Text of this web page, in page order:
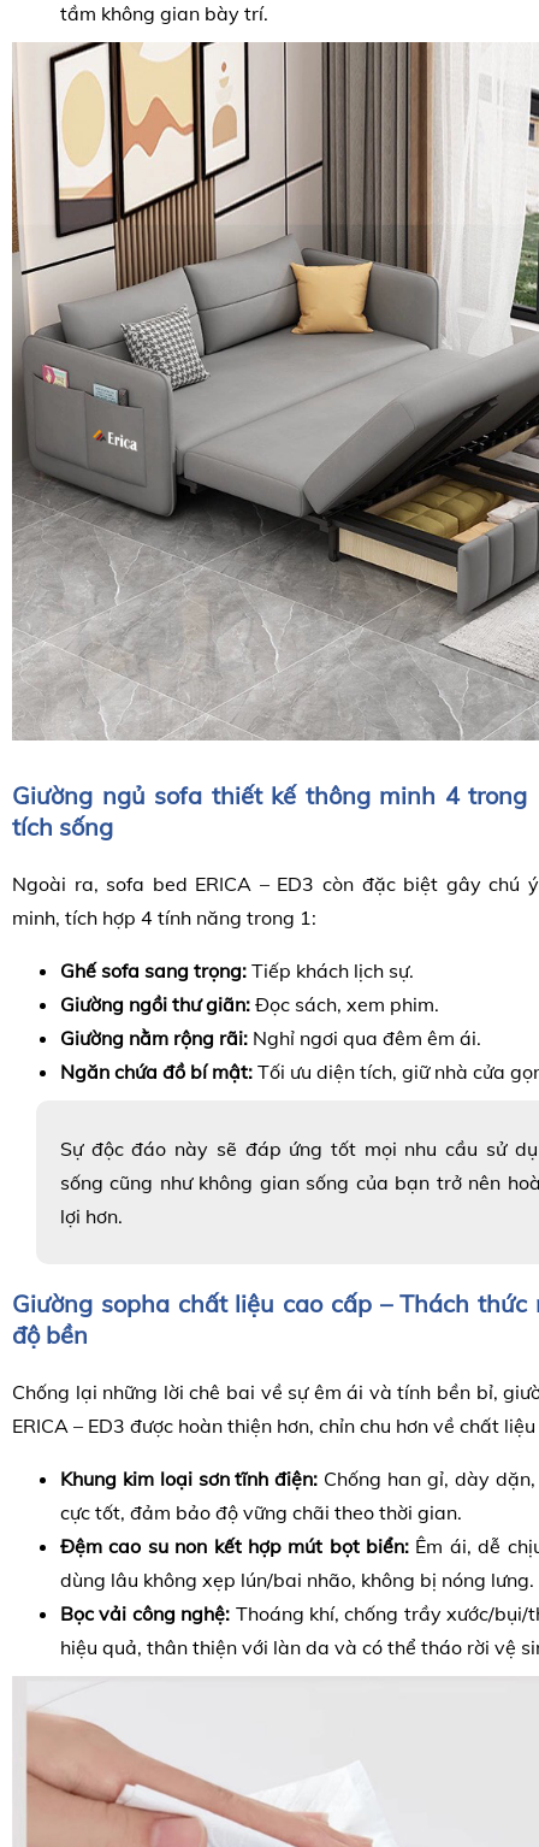
tầm không gian bày trí.
Giường ngủ sofa thiết kế thông minh 4
tích sống
Ngoài ra, sofa bed ERICA – ED3 còn đặc biệt gây chú
minh, tích hợp 4 tính năng trong 1:
Ghế sofa sang trọng: Tiếp khách lịch sự.
Giường ngồi thư giãn: Đọc sách, xem phim.
Giường nằm rộng rãi: Nghỉ ngơi qua đêm êm ái.
Ngăn chứa đồ bí mật: Tối ưu diện tích, giữ nhà cửa
Sự độc đáo này sẽ đáp ứng tốt mọi nhu cầu sử
sống cũng như không gian sống của bạn trở nên
lợi hơn.
Giường sopha chất liệu cao cấp – Thách thức
độ bền
Chống lại những lời chê bai về sự êm ái và tính bền bỉ,
ERICA – ED3 được hoàn thiện hơn, chỉn chu hơn về chất
Khung kim loại sơn tĩnh điện: Chống han gỉ, dày
cực tốt, đảm bảo độ vững chãi theo thời gian.
Đệm cao su non kết hợp mút bọt biển: Êm ái, dễ
dùng lâu không xẹp lún/bai nhão, không bị nóng lưng.
Bọc vải công nghệ: Thoáng khí, chống trầy xước/bụi/
hiệu quả, thân thiện với làn da và có thể tháo rời vệ